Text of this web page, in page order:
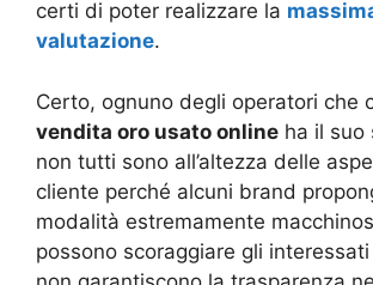
certi di poter realizzare la
valutazione.
Certo, ognuno degli operatori che
vendita oro usato online ha il suo
non tutti sono all’altezza delle
cliente perché alcuni brand
modalità estremamente
possono scoraggiare gli